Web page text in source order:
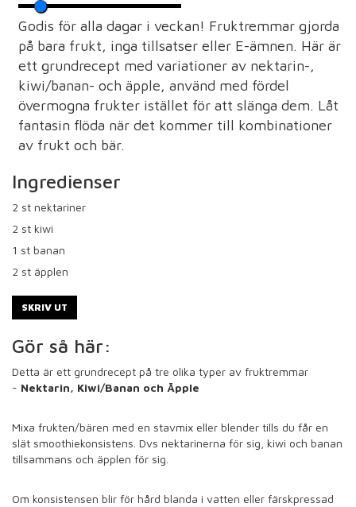
Godis för alla dagar i veckan! Fruktremmar gjorda
på bara frukt, inga tillsatser eller E-ämnen. Här är
ett grundrecept med variationer av nektarin-,
kiwi/banan- och äpple, använd med fördel
övermogna frukter istället för att slänga dem. Låt
fantasin flöda när det kommer till kombinationer
av frukt och bär.
Ingredienser
2 st nektariner
2 st kiwi
1 st banan
2 st äpplen
SKRIV UT
Gör så här:
Detta är ett grundrecept på tre olika typer av fruktremmar
- Nektarin, Kiwi/Banan och Äpple
Mixa frukten/bären med en stavmix eller blender tills du får en
slät smoothiekonsistens. Dvs nektarinerna för sig, kiwi och banan
tillsammans och äpplen för sig.
Om konsistensen blir för hård blanda i vatten eller färskpressad